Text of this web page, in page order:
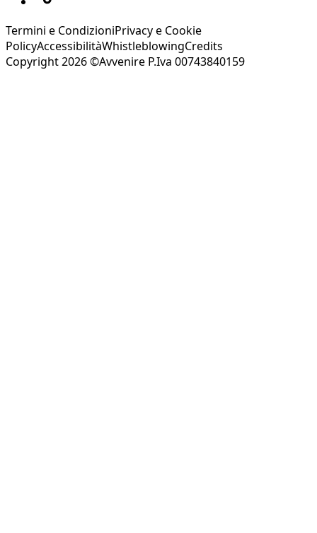
Termini e CondizioniPrivacy e Cookie
PolicyAccessibilitàWhistleblowingCredits
Copyright 2026 ©Avvenire P.Iva 00743840159